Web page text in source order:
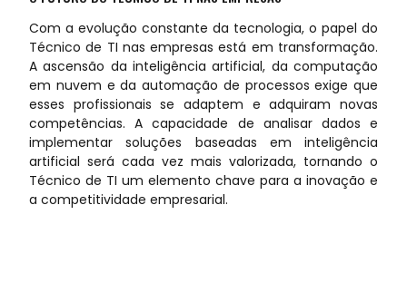
Com a evolução constante da tecnologia, o papel do
Técnico de TI nas empresas está em transformação.
A ascensão da inteligência artificial, da computação
em nuvem e da automação de processos exige que
esses profissionais se adaptem e adquiram novas
competências. A capacidade de analisar dados e
implementar soluções baseadas em inteligência
artificial será cada vez mais valorizada, tornando o
Técnico de TI um elemento chave para a inovação e
a competitividade empresarial.